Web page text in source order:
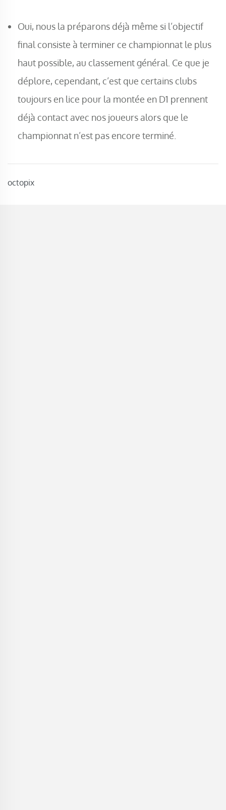
octopix
Oui, nous la préparons déjà même si l’objectif
final consiste à terminer ce championnat le plus
haut possible, au classement général. Ce que je
déplore, cependant, c’est que certains clubs
toujours en lice pour la montée en D1 prennent
déjà contact avec nos joueurs alors que le
championnat n’est pas encore terminé.